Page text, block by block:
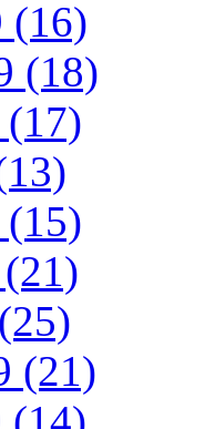
(16)
(18)
(17)
(15)
(21)